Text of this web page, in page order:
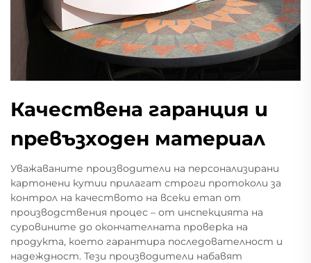
Качествена гаранция и
превъзходен материал
Уважаваните производители на персонализирани
картонени кутии прилагат строги протоколи за
контрол на качеството на всеки етап от
производствения процес – от инспекцията на
суровините до окончателната проверка на
продукта, което гарантира последователност и
надеждност. Тези производители набавят